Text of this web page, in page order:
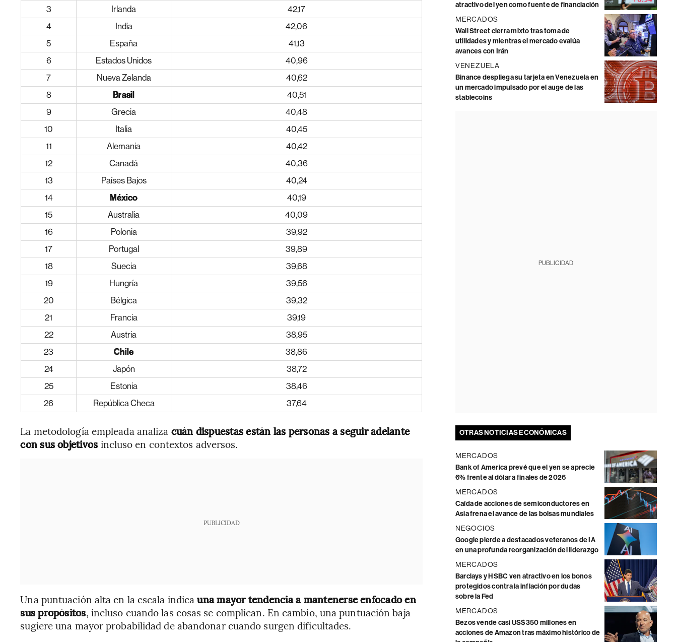
3
Irlanda
42,17
4
India
42,06
5
España
41,13
6
Estados Unidos
40,96
7
Nueva Zelanda
40,62
8
Brasil
40,51
9
Grecia
40,48
10
Italia
40,45
11
Alemania
40,42
12
Canadá
40,36
13
Países Bajos
40,24
14
México
40,19
15
Australia
40,09
16
Polonia
39,92
17
Portugal
39,89
18
Suecia
39,68
19
Hungría
39,56
20
Bélgica
39,32
21
Francia
39,19
22
Austria
38,95
23
Chile
38,86
24
Japón
38,72
25
Estonia
38,46
26
República Checa 37,64
La metodología empleada analiza cuán dispuestas están las personas a seguir adelante
con sus objetivos incluso en contextos adversos.
PUBLICIDAD
Una puntuación alta en la escala indicauna mayor tendencia a mantenerse enfocado en
sus propósitos, incluso cuando las cosas se complican. En cambio, una puntuación baja
sugiere una mayor probabilidad de abandonar cuando surgen dificultades.
atractivo del yen como fuente de financiación
MERCADOS
Wall Street cierra mixto tras toma de
utilidades y mientras el mercado evalúa
avances con Irán
VENEZUELA
Binance despliega su tarjeta en Venezuela en
un mercado impulsado por el auge de las
stablecoins
PUBLICIDAD
OTRAS NOTICIAS ECONÓMICAS
MERCADOS
Bank of America prevé que el yen se aprecie
6% frente al dólar a finales de 2026
MERCADOS
Caída de acciones de semiconductores en
Asia frena el avance de las bolsas mundiales
NEGOCIOS
Google pierde a destacados veteranos de IA
en una profunda reorganización del liderazgo
MERCADOS
Barclays y HSBC ven atractivo en los bonos
protegidos contra la inflación por dudas
sobre la Fed
MERCADOS
Bezos vende casi US$350 millones en
acciones de Amazon tras máximo histórico de